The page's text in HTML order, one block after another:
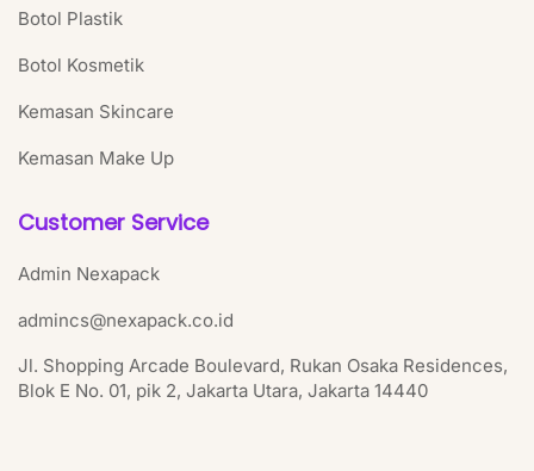
Botol Plastik
Botol Kosmetik
Kemasan Skincare
Kemasan Make Up
Customer Service
Admin Nexapack
admincs@nexapack.co.id
Jl. Shopping Arcade Boulevard, Rukan Osaka Residences,
Blok E No. 01, pik 2, Jakarta Utara, Jakarta 14440